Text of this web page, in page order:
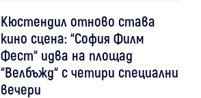
Кюстендил отново става
кино сцена: “София Филм
Фест“ идва на площад
“Велбъжд“ с четири специални
вечери